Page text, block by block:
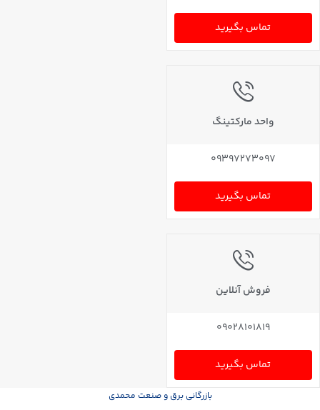
تماس بگیرید
واحد مارکتینگ
09397273097
تماس بگیرید
فروش آنلاین
09028101819
تماس بگیرید
بازرگانی برق و صنعت محمدی